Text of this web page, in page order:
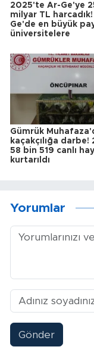
2025'te Ar-Ge'ye
milyar TL
Ge'de en büyük
üniversitelere
Gümrük
kaçakçılığa
58 bin 519 canlı
kurtarıldı
Yorumlar
Gönder